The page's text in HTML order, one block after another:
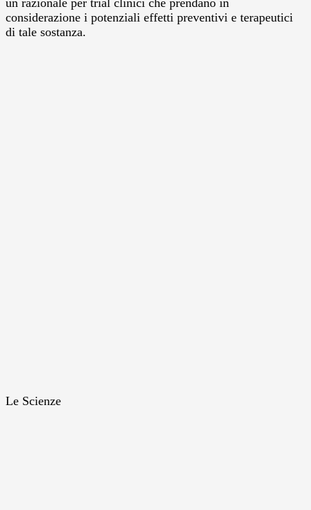
considerazione i potenziali effetti preventivi e terapeutici
di tale sostanza.
Le Scienze